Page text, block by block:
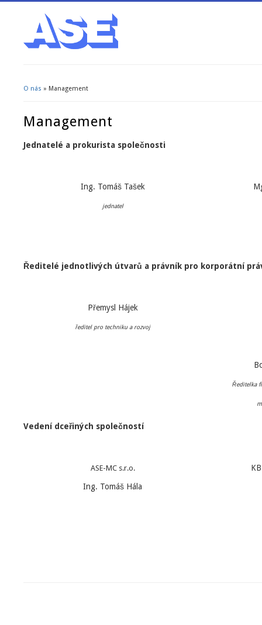
O nás » Management
Management
Jednatelé a prokurista společnosti
Ing. Tomáš Tašek
jednatel
Ředitelé jednotlivých útvarů a právník pro korporátní
Přemysl Hájek
ředitel pro techniku a rozvoj
Ředitelka
Vedení dceřiných společností
ASE-MC s.r.o.
Ing. Tomáš Hála